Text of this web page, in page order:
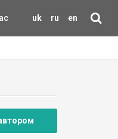
uk ru en